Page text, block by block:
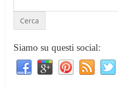
Siamo su questi social: